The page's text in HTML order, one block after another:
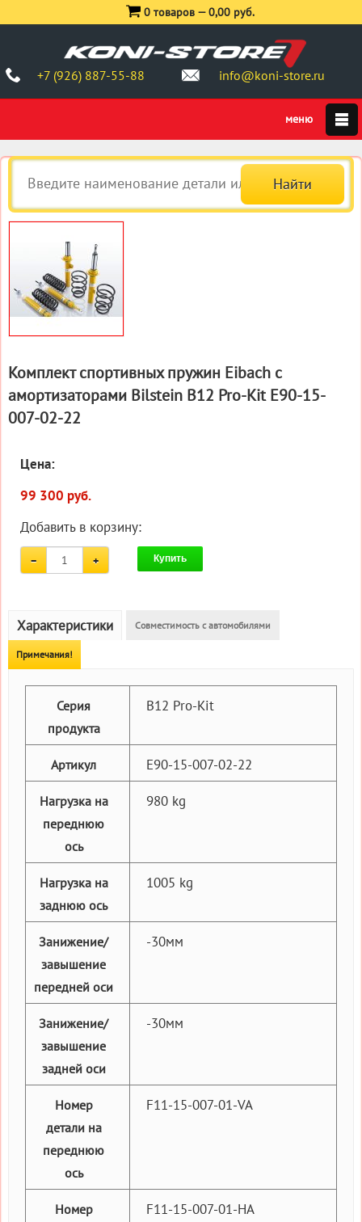
+7 (926) 887-55-88 info@koni-store.ru
0 товаров —0,00 руб.
Комплект спортивных пружин Eibach с
амортизаторами Bilstein B12 Pro-Kit E90-15-
007-02-22
Цена:
99 300 руб.
Добавить в корзину:
Купить
Характеристики Совместимость с автомобилями
Примечания!
Серия
продукта
B12 Pro-Kit
Артикул E90-15-007-02-22
Нагрузка на
переднюю
ось
980 kg
Нагрузка на
заднюю ось
1005 kg
Занижение/
завышение
передней оси
-30мм
Занижение/
завышение
задней оси
-30мм
Номер
детали на
переднюю
ось
F11-15-007-01-VA
Номер
F11-15-007-01-HA